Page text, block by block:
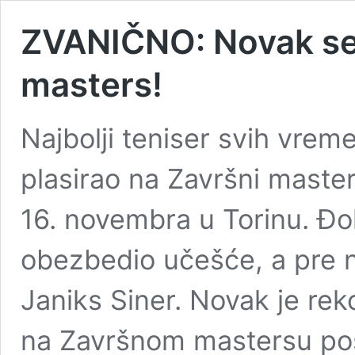
ZVANIČNO: Novak
masters!
Najbolji teniser svih
plasirao na Završni
16. novembra u Torinu.
obezbedio učešće, a pre
Janiks Siner. Novak je
na Završnom mastersu